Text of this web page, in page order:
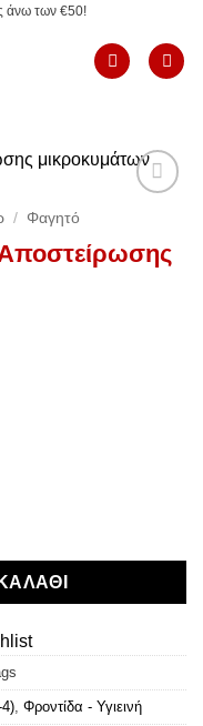
άνω των €50!
/ Φαγητό
Μικροκυμάτων
Φροντίδα - Υγιεινή